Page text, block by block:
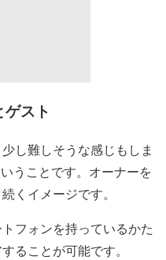
スト
し難しそうな感じもしま
うことです。オーナーを
くイメージです。
フォンを持っているかた
ることが可能です。